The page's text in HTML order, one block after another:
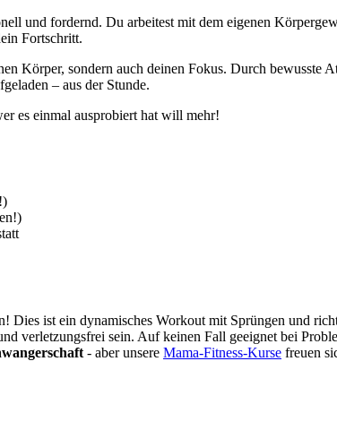
und fordernd. Du arbeitest mit dem eigenen
Fortschritt.
Körper, sondern auch deinen Fokus. Durch bewusste
– aus der Stunde.
es einmal ausprobiert hat will mehr!
Dies ist ein dynamisches Workout mit Sprüngen und
verletzungsfrei sein. Auf keinen Fall geeignet bei
- aber unsere Mama-Fitness-Kurse freuen